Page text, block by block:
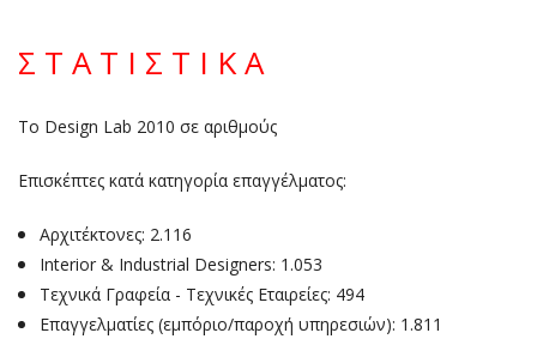
Σ Τ Α Τ Ι Σ Τ Ι Κ Α
Το Design Lab 2010 σε αριθμούς
Επισκέπτες κατά κατηγορία επαγγέλματος:
Αρχιτέκτονες: 2.116
Interior & Industrial Designers: 1.053
Τεχνικά Γραφεία - Τεχνικές Εταιρείες: 494
Επαγγελματίες (εμπόριο/παροχή υπηρεσιών): 1.811